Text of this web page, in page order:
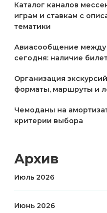
Каталог каналов
играм и ставкам с
тематики
Авиасообщение
сегодня: наличие
Организация
форматы, маршруты и
Чемоданы на
критерии выбора
Архив
Июль 2026
Июнь 2026